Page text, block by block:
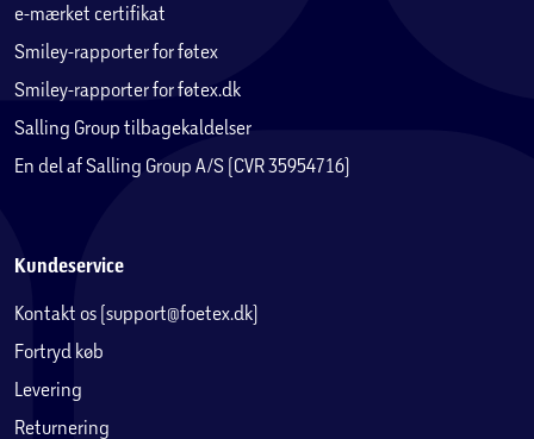
- Kan rengøres med højtryksrenser på lav kraft.
e-mærket certifikat
Smiley-rapporter for føtex
Smiley-rapporter for føtex.dk
Salling Group tilbagekaldelser
En del af Salling Group A/S (CVR 35954716)
Kundeservice
Kontakt os (support@foetex.dk)
Fortryd køb
Levering
Returnering